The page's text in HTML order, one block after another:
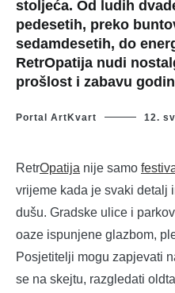
stoljeća. Od ludih
pedesetih, preko
sedamdesetih, do
RetrOpatija nudi
prošlost i zabavu
Portal ArtKvart 12.
RetrOpatija nije samo
vrijeme kada je svaki detalj
dušu. Gradske ulice i
oaze ispunjene glazbom,
Posjetitelji mogu zapjevati
se na skejtu, razgledati